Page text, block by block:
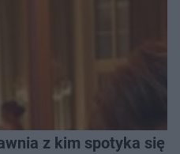
z kim spotyka się